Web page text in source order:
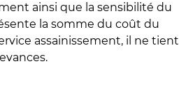
ainsi que la sensibilité du
la somme du coût du
assainissement, il ne tient